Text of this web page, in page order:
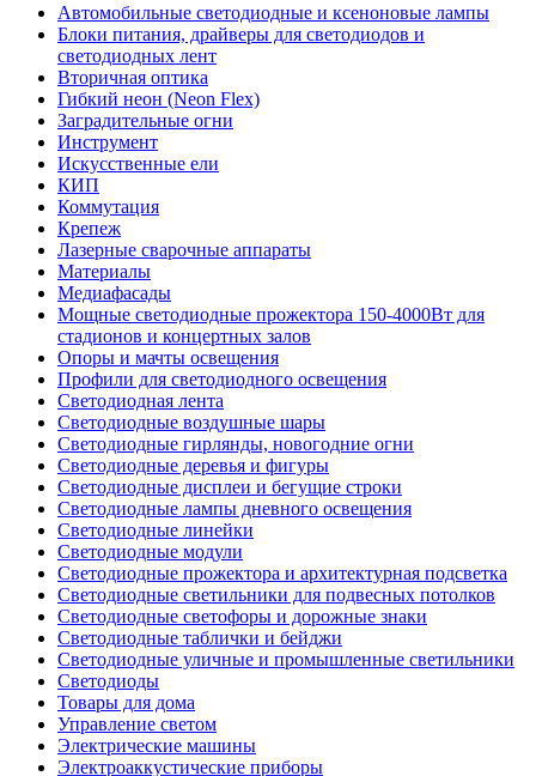
Автомобильные светодиодные и ксеноновые лампы
Блоки питания, драйверы для светодиодов и
светодиодных лент
Вторичная оптика
Гибкий неон (Neon Flex)
Заградительные огни
Инструмент
Искусственные ели
КИП
Коммутация
Крепеж
Лазерные сварочные аппараты
Материалы
Медиафасады
Мощные светодиодные прожектора 150-4000Вт для
стадионов и концертных залов
Опоры и мачты освещения
Профили для светодиодного освещения
Светодиодная лента
Светодиодные воздушные шары
Светодиодные гирлянды, новогодние огни
Светодиодные деревья и фигуры
Светодиодные дисплеи и бегущие строки
Светодиодные лампы дневного освещения
Светодиодные линейки
Светодиодные модули
Светодиодные прожектора и архитектурная подсветка
Светодиодные светильники для подвесных потолков
Светодиодные светофоры и дорожные знаки
Светодиодные таблички и бейджи
Светодиодные уличные и промышленные светильники
Светодиоды
Товары для дома
Управление светом
Электрические машины
Электроаккустические приборы